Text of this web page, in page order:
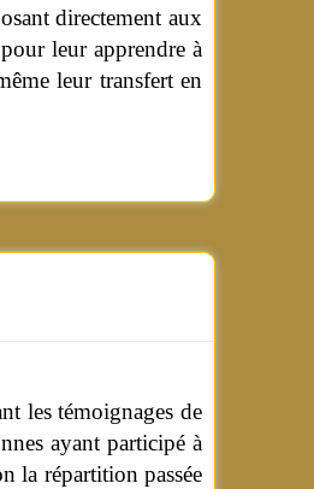
directement aux
leur apprendre à
leur transfert en
les témoignages de
ayant participé à
la répartition passée